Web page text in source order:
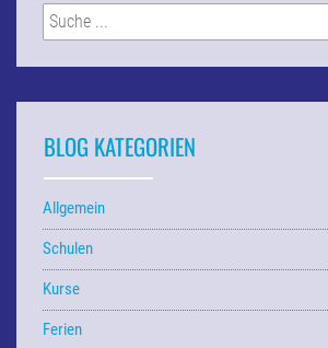
Suchen
nach:
BLOG KATEGORIEN
Allgemein
Schulen
Kurse
Ferien